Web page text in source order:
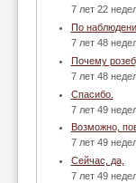
7 лет 22
По
7 лет 48
Почему
7 лет 48
Спасибо.
7 лет 49
Возможно,
7 лет 49
Сейчас, да,
7 лет 49